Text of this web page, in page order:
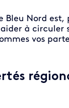
Bleu Nord
à circuler
vos